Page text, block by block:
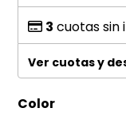
3 cuotas sin
Ver cuotas y
Color